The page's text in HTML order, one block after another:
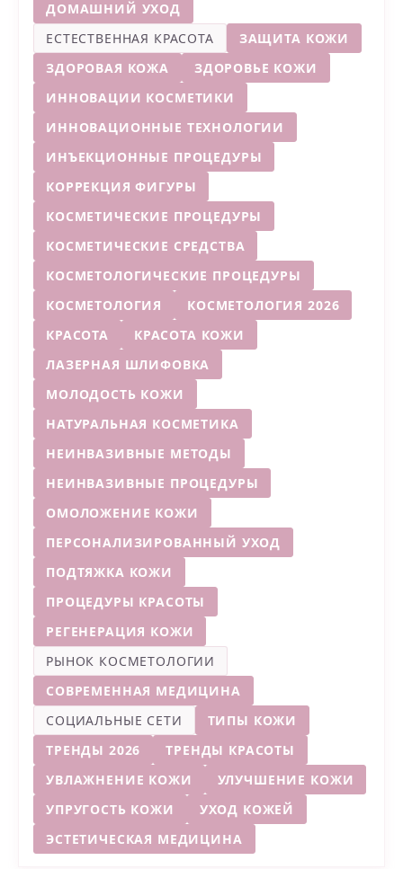
ДОМАШНИЙ УХОД
ЕСТЕСТВЕННАЯ КРАСОТА
ЗАЩИТА КОЖИ
ЗДОРОВАЯ КОЖА
ЗДОРОВЬЕ КОЖИ
ИННОВАЦИИ КОСМЕТИКИ
ИННОВАЦИОННЫЕ ТЕХНОЛОГИИ
ИНЪЕКЦИОННЫЕ ПРОЦЕДУРЫ
КОРРЕКЦИЯ ФИГУРЫ
КОСМЕТИЧЕСКИЕ ПРОЦЕДУРЫ
КОСМЕТИЧЕСКИЕ СРЕДСТВА
КОСМЕТОЛОГИЧЕСКИЕ ПРОЦЕДУРЫ
КОСМЕТОЛОГИЯ
КОСМЕТОЛОГИЯ 2026
КРАСОТА
КРАСОТА КОЖИ
ЛАЗЕРНАЯ ШЛИФОВКА
МОЛОДОСТЬ КОЖИ
НАТУРАЛЬНАЯ КОСМЕТИКА
НЕИНВАЗИВНЫЕ МЕТОДЫ
НЕИНВАЗИВНЫЕ ПРОЦЕДУРЫ
ОМОЛОЖЕНИЕ КОЖИ
ПЕРСОНАЛИЗИРОВАННЫЙ УХОД
ПОДТЯЖКА КОЖИ
ПРОЦЕДУРЫ КРАСОТЫ
РЕГЕНЕРАЦИЯ КОЖИ
РЫНОК КОСМЕТОЛОГИИ
СОВРЕМЕННАЯ МЕДИЦИНА
СОЦИАЛЬНЫЕ СЕТИ
ТИПЫ КОЖИ
ТРЕНДЫ 2026
ТРЕНДЫ КРАСОТЫ
УВЛАЖНЕНИЕ КОЖИ
УЛУЧШЕНИЕ КОЖИ
УПРУГОСТЬ КОЖИ
УХОД КОЖЕЙ
ЭСТЕТИЧЕСКАЯ МЕДИЦИНА